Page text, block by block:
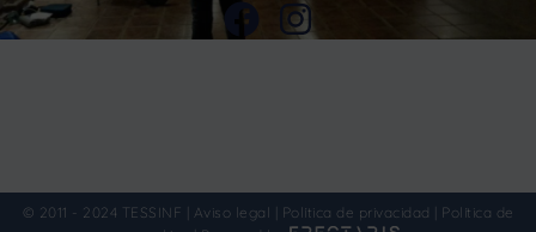
© 2011 - 2024 TESSINF | Aviso legal Política de privacidad
Política de